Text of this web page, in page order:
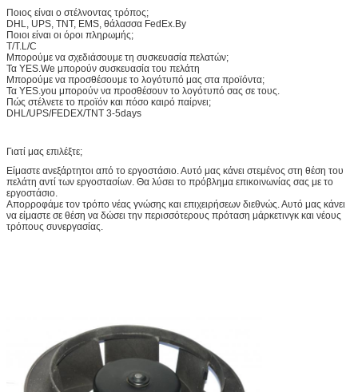
Ποιος είναι ο στέλνοντας τρόπος;
DHL, UPS, TNT, EMS, θάλασσα FedEx.By
Ποιοι είναι οι όροι πληρωμής;
T/T.L/C
Μπορούμε να σχεδιάσουμε τη συσκευασία πελατών;
Τα YES.We μπορούν συσκευασία του πελάτη
Μπορούμε να προσθέσουμε το λογότυπό μας στα προϊόντα;
Τα YES.you μπορούν να προσθέσουν το λογότυπό σας σε τους.
Πώς στέλνετε το προϊόν και πόσο καιρό παίρνει;
DHL/UPS/FEDEX/TNT 3-5days
Γιατί μας επιλέξτε;
Είμαστε ανεξάρτητοι από το εργοστάσιο. Αυτό μας κάνει στεμένος στη θέση του
πελάτη αντί των εργοστασίων. Θα λύσει το πρόβλημα επικοινωνίας σας με το
εργοστάσιο.
Απορροφάμε τον τρόπο νέας γνώσης και επιχειρήσεων διεθνώς. Αυτό μας κάνει
να είμαστε σε θέση να δώσει την περισσότερους πρόταση μάρκετινγκ και νέους
τρόπους συνεργασίας.